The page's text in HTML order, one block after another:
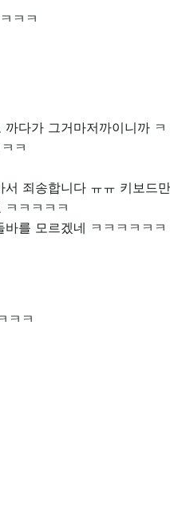
ㅋㅋ
다가 그거마저까이니까
ㅋ
죄송합니다 ㅠㅠ 키보드
ㅋㅋㅋㅋ
를 모르겠네 ㅋㅋㅋㅋㅋㅋ
ㅋㅋ